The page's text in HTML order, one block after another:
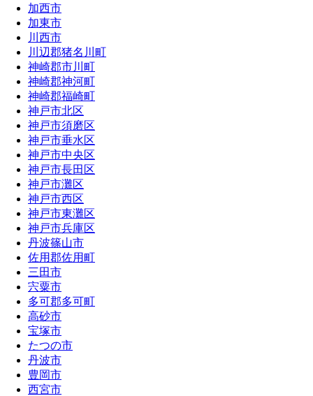
加西市
加東市
川西市
川辺郡猪名川町
神崎郡市川町
神崎郡神河町
神崎郡福崎町
神戸市北区
神戸市須磨区
神戸市垂水区
神戸市中央区
神戸市長田区
神戸市灘区
神戸市西区
神戸市東灘区
神戸市兵庫区
丹波篠山市
佐用郡佐用町
三田市
宍粟市
多可郡多可町
高砂市
宝塚市
たつの市
丹波市
豊岡市
西宮市